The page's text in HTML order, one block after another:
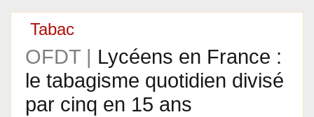
Tabac
OFDT | Lycéens en France :
le tabagisme quotidien divisé
par cinq en 15 ans